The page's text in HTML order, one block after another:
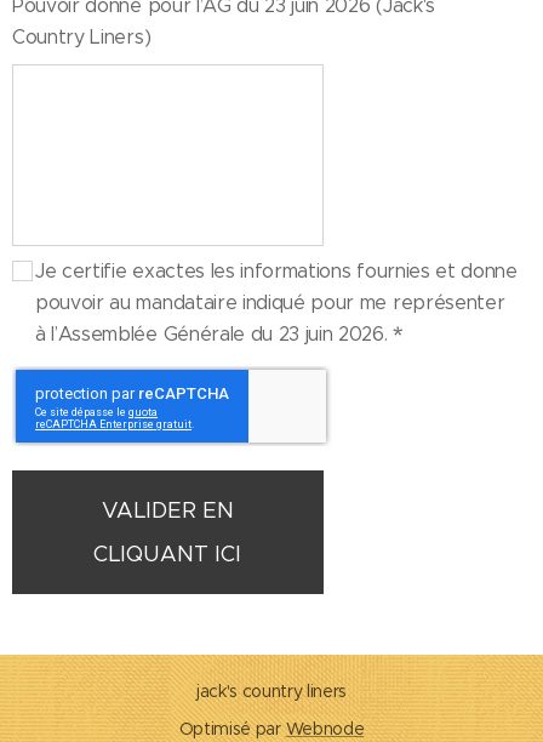
Pouvoir donné pour l’AG du 23 juin 2026 (Jack's
Country Liners)
Je certifie exactes les informations fournies et donne
pouvoir au mandataire indiqué pour me représenter
à l’Assemblée Générale du 23 juin 2026.
VALIDER EN
CLIQUANT ICI
jack's country liners
Optimisé parWebnode